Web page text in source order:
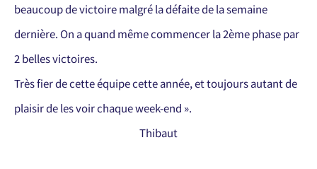
beaucoup de victoire malgré la défaite de la semaine
dernière. On a quand même commencer la 2ème phase par
2 belles victoires.
Très fier de cette équipe cette année, et toujours autant de
plaisir de les voir chaque week-end ».
Thibaut